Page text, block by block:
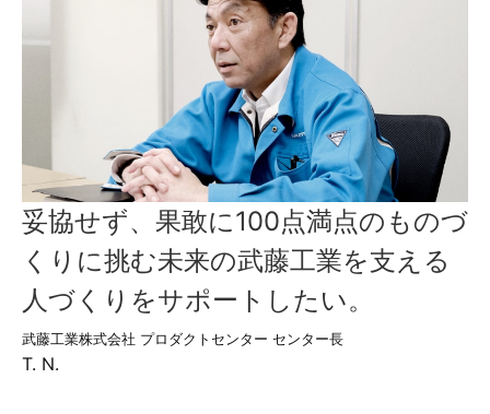
妥協せず、果敢に100点満点のものづ
くりに挑む未来の武藤工業を支える
人づくりをサポートしたい。
武藤工業株式会社 プロダクトセンター センター長
T. N.